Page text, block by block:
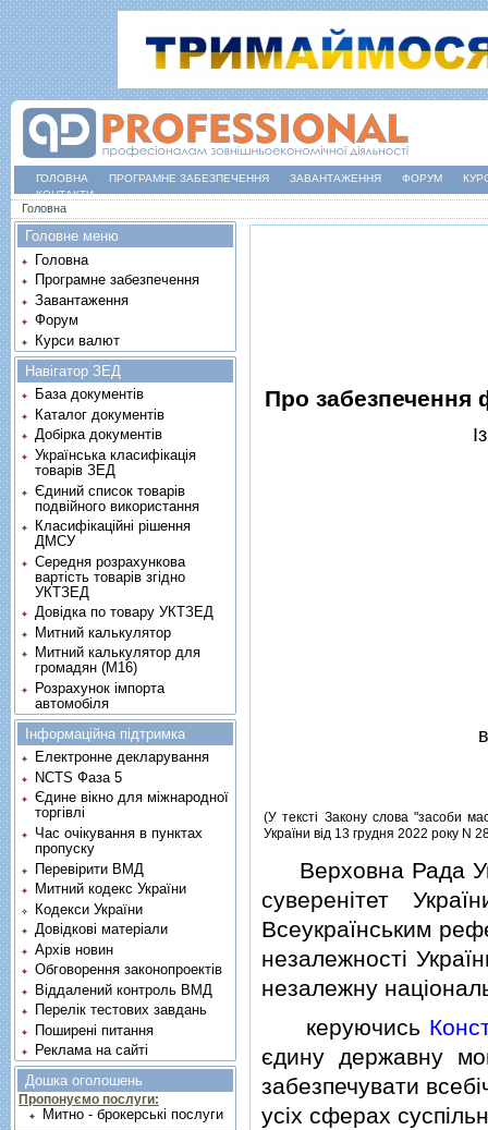
ГОЛОВНА ПРОГРАМНЕ ЗАБЕЗПЕЧЕННЯ ЗАВАНТАЖЕННЯ ФОРУМ
КОНТАКТИ
Ви є тут
Головна
Про забезпечення
(У текстi Закону слова "засоби
України вiд 13 грудня 2022 року N
Верховна Рада
суверенiтет
Всеукраїнським
незалежностi
незалежну
керуючись
єдину державну
забезпечувати
усiх сферах
Головне меню
Головна
Програмне забезпечення
Завантаження
Форум
Курси валют
Навігатор ЗЕД
База документів
Каталог документів
Добірка документів
Українська класифікація
товарів ЗЕД
Єдиний список товарів
подвійного використання
Класифікаційні рішення
ДМСУ
Середня розрахункова
вартість товарів згідно
УКТЗЕД
Довідка по товару УКТЗЕД
Митний калькулятор
Митний калькулятор для
громадян (М16)
Розрахунок імпорта
автомобіля
Інформаційна підтримка
Електронне декларування
NCTS Фаза 5
Єдине вікно для міжнародної
торгівлі
Час очікування в пунктах
пропуску
Перевірити ВМД
Митний кодекс України
Кодекси України
Довідкові матеріали
Архів новин
Обговорення законопроектів
Віддалений контроль ВМД
Перелік тестових завдань
Поширені питання
Реклама на сайті
Дошка оголошень
Пропонуємо послуги:
Митно - брокерські послуги